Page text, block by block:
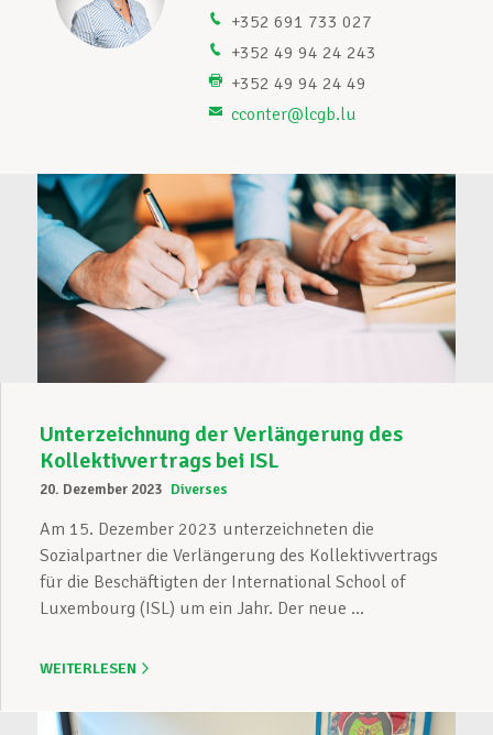
Unterstützung im Privatleben
Mitglied werden
Aktuell
+352 691 733 027
+352 49 94 24 243
+352 49 94 24 49
cconter@lcgb.lu
Unterzeichnung der Verlängerung des
Kollektivvertrags bei ISL
20. Dezember 2023 Diverses
Am 15. Dezember 2023 unterzeichneten die
Sozialpartner die Verlängerung des Kollektivvertrags
für die Beschäftigten der International School of
Luxembourg (ISL) um ein Jahr. Der neue ...
WEITERLESEN